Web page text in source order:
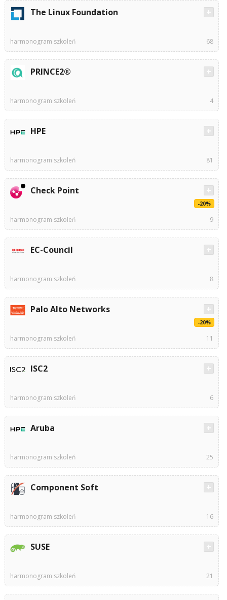
The Linux Foundation
harmonogram szkoleń 68
PRINCE2®
harmonogram szkoleń 4
HPE
harmonogram szkoleń 81
Check Point
-20%
harmonogram szkoleń 9
EC-Council
harmonogram szkoleń 8
Palo Alto Networks
-20%
harmonogram szkoleń 11
ISC2
harmonogram szkoleń 6
Aruba
harmonogram szkoleń 25
Component Soft
harmonogram szkoleń 16
SUSE
harmonogram szkoleń 21